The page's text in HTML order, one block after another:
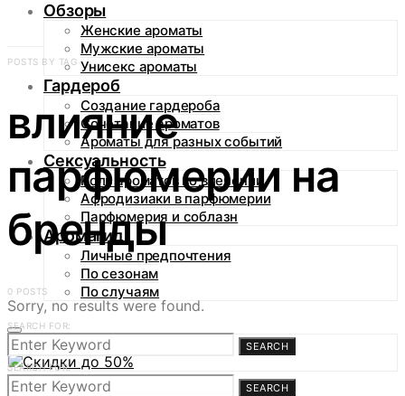
Обзоры
Женские ароматы
Мужские ароматы
Унисекс ароматы
Гардероб
Создание гардероба
Сочетание ароматов
Ароматы для разных событий
Сексуальность
Роль ароматов во влечении
Афродизиаки в парфюмерии
Парфюмерия и соблазн
Аромагид
Личные предпочтения
По сезонам
По случаям
https://gftm.io/uhbkA
POSTS BY TAG
влияние
парфюмерии на
бренды
0 POSTS
Sorry, no results were found.
SEARCH FOR:
SEARCH
SEARCH FOR:
SEARCH